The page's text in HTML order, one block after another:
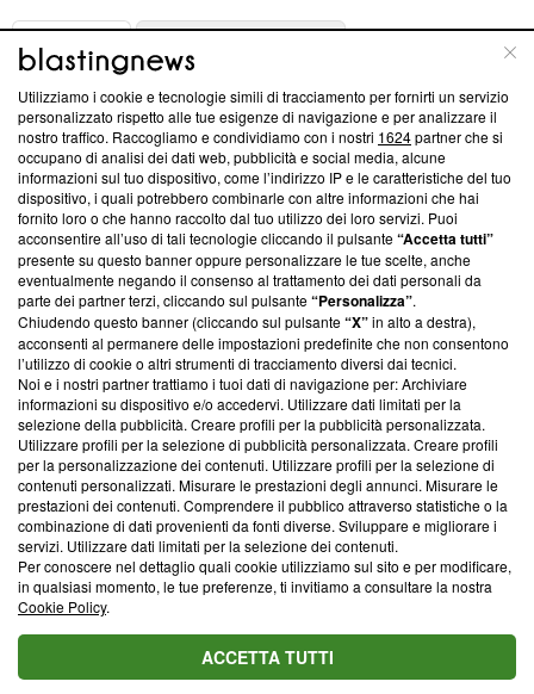
ABOUT
Questa sezione offre informazioni trasparenti su Blasting
News, sui nostri processi editoriali e su come ci impegniamo a
creare news di qualità. Inoltre, afferma la nostra aderenza a
‘Trust Project - News with Integrity’Blasting News non è
ancora membro del programma, ma ha richiesto di farne
parte; Trust Project non ha ancora effettuato una verifica di
conformità agli standard.
Su di noi
Team editoriale
Corporate
Redazione
Informativa Privacy
Cookie Policy
Blasting SA, IDI CHE-247.845.224, Via Carlo Frasca, 3 - 6900
Lugano (Svizzera) Tel:+39 0690258937
© 2026 Blasting News
Utilizziamo i cookie e tecnologie simili di tracciamento per fornirti un servizio
personalizzato rispetto alle tue esigenze di navigazione e per analizzare il
nostro traffico. Raccogliamo e condividiamo con i nostri 1624partner che si
occupano di analisi dei dati web, pubblicità e social media, alcune
informazioni sul tuo dispositivo, come l’indirizzo IP e le caratteristiche del tuo
dispositivo, i quali potrebbero combinarle con altre informazioni che hai
fornito loro o che hanno raccolto dal tuo utilizzo dei loro servizi. Puoi
acconsentire all’uso di tali tecnologie cliccando il pulsante“Accetta tutti”
presente su questo banner oppure personalizzare le tue scelte, anche
eventualmente negando il consenso al trattamento dei dati personali da
parte dei partner terzi, cliccando sul pulsante“Personalizza”.
Chiudendo questo banner (cliccando sul pulsante“X”in alto a destra),
acconsenti al permanere delle impostazioni predefinite che non consentono
l’utilizzo di cookie o altri strumenti di tracciamento diversi dai tecnici.
Noi e i nostri partner trattiamo i tuoi dati di navigazione per: Archiviare
informazioni su dispositivo e/o accedervi. Utilizzare dati limitati per la
selezione della pubblicità. Creare profili per la pubblicità personalizzata.
Utilizzare profili per la selezione di pubblicità personalizzata. Creare profili
per la personalizzazione dei contenuti. Utilizzare profili per la selezione di
contenuti personalizzati. Misurare le prestazioni degli annunci. Misurare le
prestazioni dei contenuti. Comprendere il pubblico attraverso statistiche o la
combinazione di dati provenienti da fonti diverse. Sviluppare e migliorare i
servizi. Utilizzare dati limitati per la selezione dei contenuti.
Per conoscere nel dettaglio quali cookie utilizziamo sul sito e per modificare,
in qualsiasi momento, le tue preferenze, ti invitiamo a consultare la nostra
Cookie Policy.
ACCETTA TUTTI